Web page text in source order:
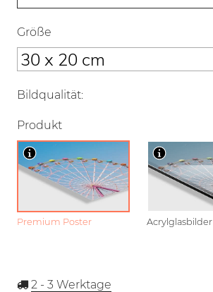
Größe
Bildqualität:
Produkt
Premium Poster Acrylglasbilder
2 - 3 Werktage